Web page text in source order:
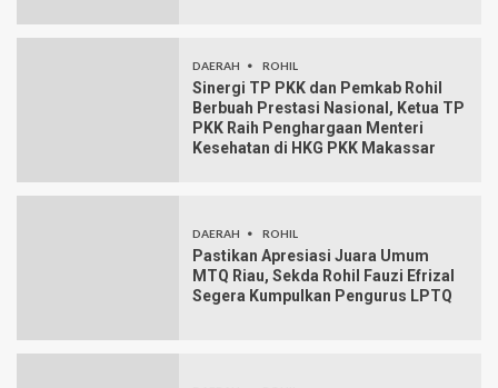
DAERAH ROHIL
Sinergi TP PKK dan Pemkab Rohil
Berbuah Prestasi Nasional, Ketua TP
PKK Raih Penghargaan Menteri
Kesehatan di HKG PKK Makassar
DAERAH ROHIL
Pastikan Apresiasi Juara Umum
MTQ Riau, Sekda Rohil Fauzi Efrizal
Segera Kumpulkan Pengurus LPTQ